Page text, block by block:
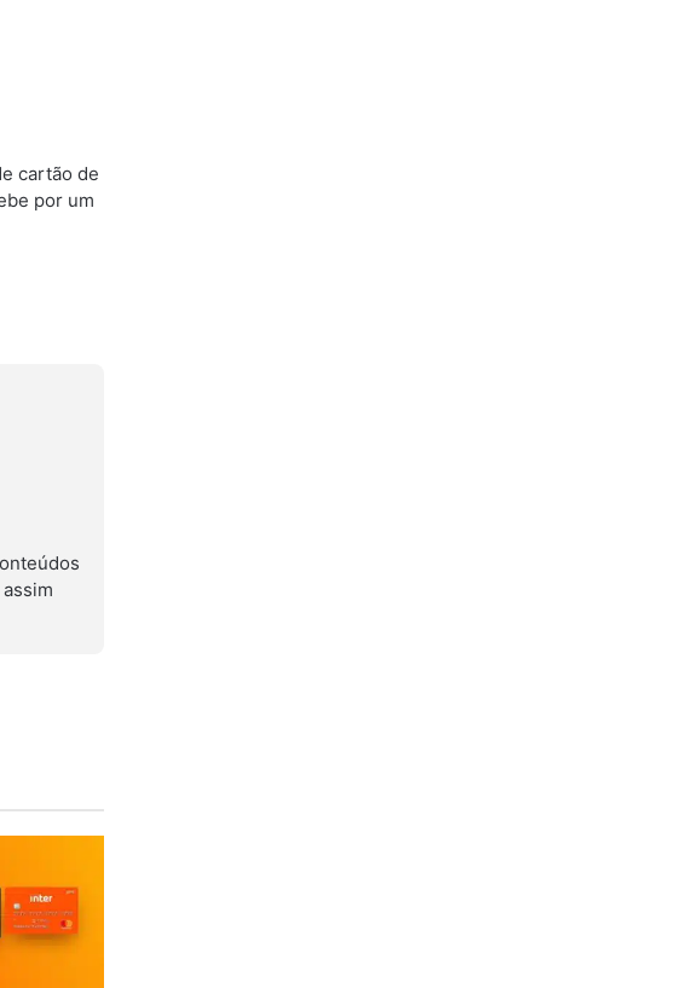
cartão de
por um